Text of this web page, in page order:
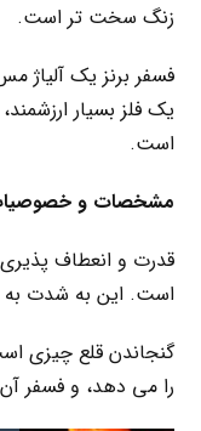
زنگ سخت تر است.
فسفر برنز یک آلیاژ
یک فلز بسیار
است.
مشخصات و
قدرت و انعطاف پذیری
است. این به شدت
گنجاندن قلع چیزی
را می دهد، و فسفر